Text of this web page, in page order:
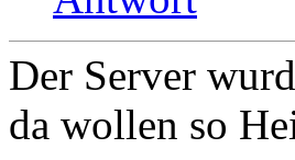
Der Server
da wollen so